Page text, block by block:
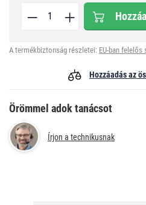
A termékbiztonság részletei: EU-ban felelős
Hozzáadás az
Örömmel adok tanácsot
Írjon a technikusnak